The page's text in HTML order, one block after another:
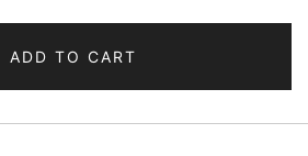
ADD TO CART